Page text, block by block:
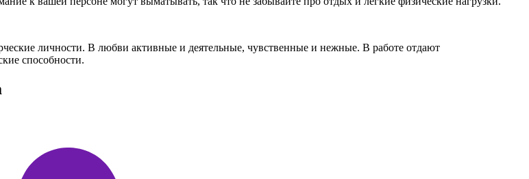
личности. В любви активные и деятельные, чувственные и нежные. В работе отдают
способности.